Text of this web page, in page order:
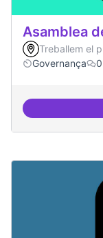
Asamblea
Treballem el
Governança
0